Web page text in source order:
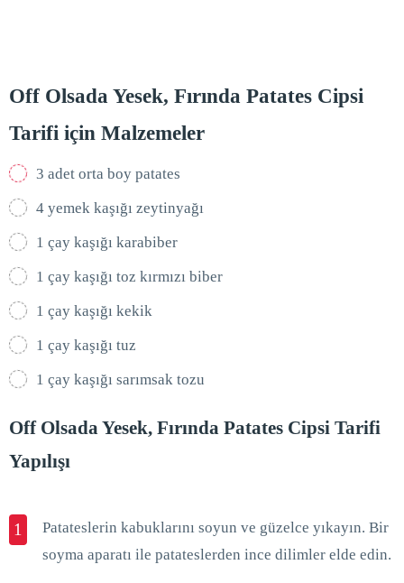
Off Olsada Yesek, Fırında Patates Cipsi
Tarifi için Malzemeler
3 adet orta boy patates
4 yemek kaşığı zeytinyağı
1 çay kaşığı karabiber
1 çay kaşığı toz kırmızı biber
1 çay kaşığı kekik
1 çay kaşığı tuz
1 çay kaşığı sarımsak tozu
Off Olsada Yesek, Fırında Patates Cipsi Tarifi
Yapılışı
1
Patateslerin kabuklarını soyun ve güzelce yıkayın. Bir
soyma aparatı ile patateslerden ince dilimler elde edin.